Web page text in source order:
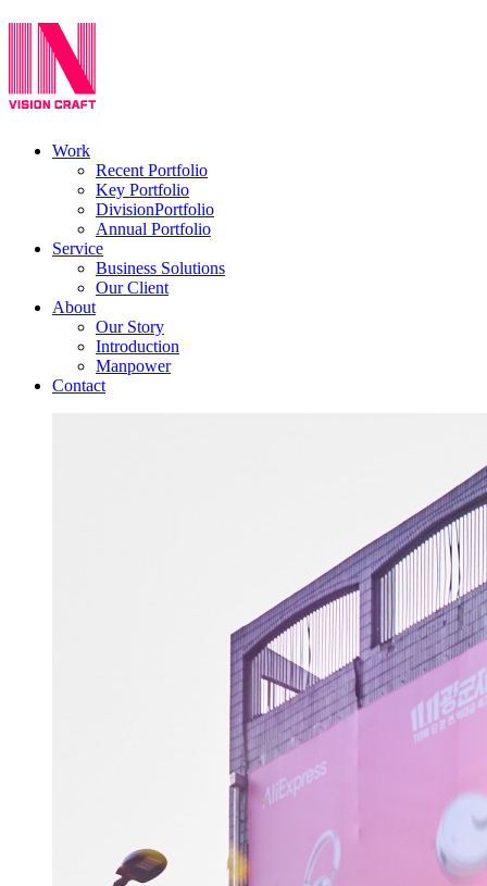
Work
Recent Portfolio
Key Portfolio
DivisionPortfolio
Annual Portfolio
Service
Business Solutions
Our Client
About
Our Story
Introduction
Manpower
Contact